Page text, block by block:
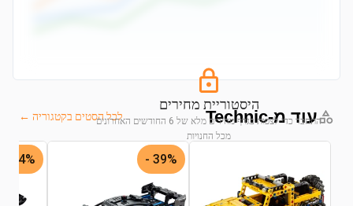
היסטוריית מחירים
התחבר כדי לצפות בגרף מחירים מלא של 6 החודשים האחרונים
מכל החנויות
התחבר לצפייה בגרף
עוד מ-Technic לכל הסטים בקטגוריה ←
39% -
44% -